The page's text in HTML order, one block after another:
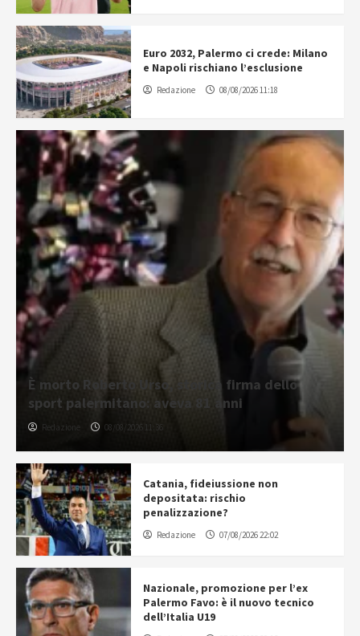
Euro 2032, Palermo ci crede: Milano
e Napoli rischiano l’esclusione
Redazione 08/08/2026 11:18
È morto Roberto Urso, storica firma dello
sport palermitano: aveva 81 anni
Redazione 08/08/2026 11:36
Catania, fideiussione non
depositata: rischio
penalizzazione?
Redazione 07/08/2026 22:02
Nazionale, promozione per l’ex
Palermo Favo: è il nuovo tecnico
dell’Italia U19